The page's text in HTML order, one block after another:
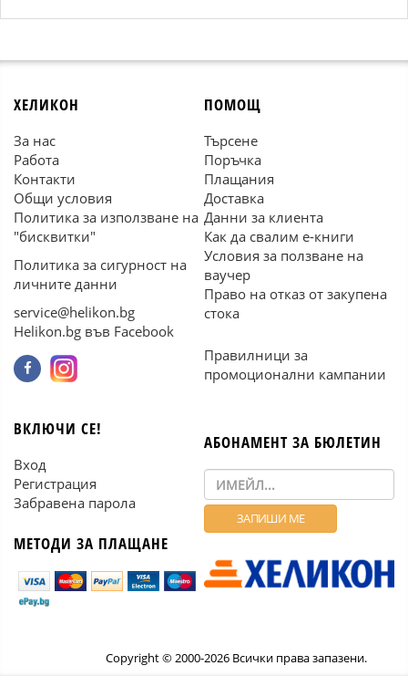
ХЕЛИКОН
За нас
Работа
Контакти
Общи условия
Политика за използване на
"бисквитки"
Политика за сигурност на
личните данни
service@helikon.bg
Helikon.bg във Facebook
ПОМОЩ
Търсене
Поръчка
Плащания
Доставка
Данни за клиента
Как да свалим е-книги
Условия за ползване на
ваучер
Право на отказ от закупена
стока
Правилници за
промоционални кампании
ВКЛЮЧИ СЕ!
Вход
Регистрация
Забравена парола
МЕТОДИ ЗА ПЛАЩАНЕ
АБОНАМЕНТ ЗА БЮЛЕТИН
Copyright © 2000-2026 Всички права запазени.